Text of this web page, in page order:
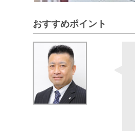
おすすめポイント